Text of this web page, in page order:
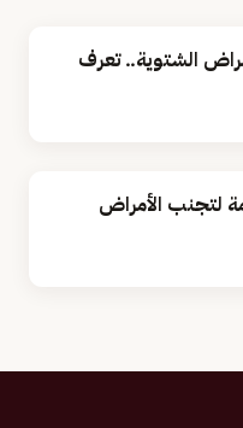
الشتوية.. تعرف
7 نصائح هامة لتجنب الأمراض